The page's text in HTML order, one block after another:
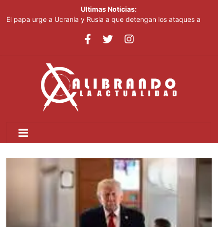
Ultimas Noticias:
El papa urge a Ucrania y Rusia a que detengan los ataques a
Irán afirma que Ormuz seguirá bloqueado hasta que EE. UU.
El papa urge a Ucrania y Rusia a que detengan los ataques a
objetivos civiles
Pronostican cielo grisáceo por polvo del Sahara y temperaturas
calurosas este domingo